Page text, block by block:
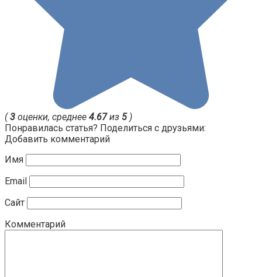
(3 оценки, среднее 4.67из 5)
Понравилась статья? Поделиться с друзьями:
Добавить комментарий
Имя
Email
Сайт
Комментарий